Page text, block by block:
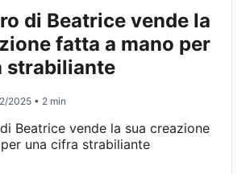
di Beatrice vende la
fatta a mano per
strabiliante
2025 • 2 min